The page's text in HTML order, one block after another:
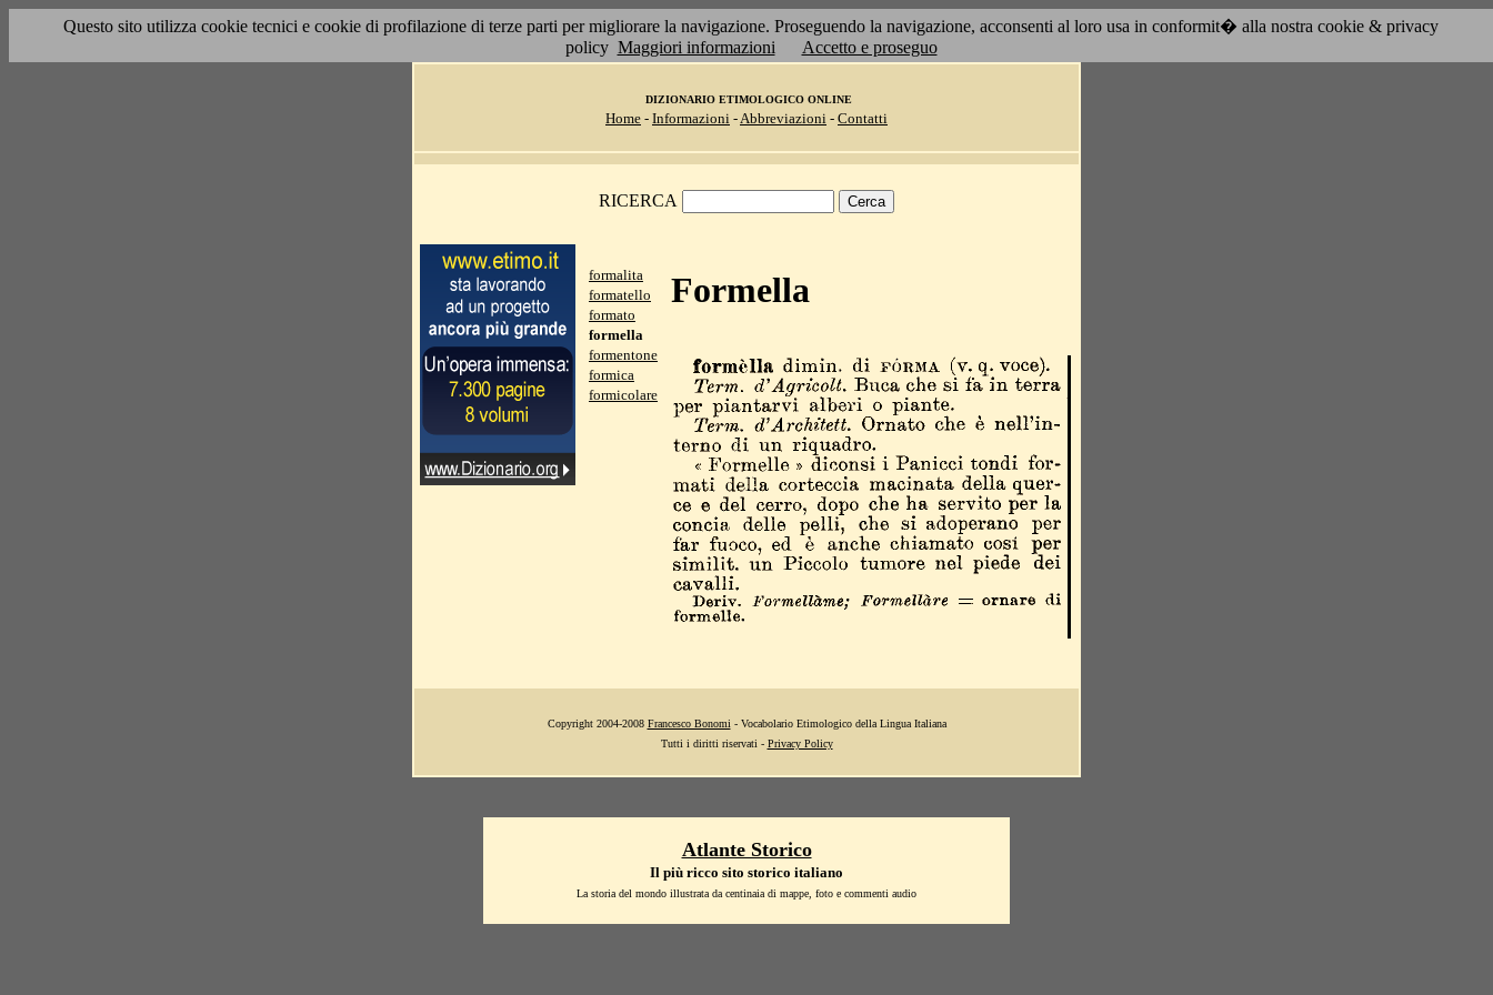
Questo sito utilizza cookie tecnici e cookie di profilazione di terze parti per migliorare la navigazione. Proseguendo la navigazione, acconsenti al loro usa in conformit� alla nostra cookie & privacy
policy Maggiori informazioni Accetto e proseguo
DIZIONARIO ETIMOLOGICO ONLINE
Home - Informazioni -Abbreviazioni - Contatti
RICERCA
formalita
formatello
formato
formella
formentone
formica
formicolare
Formella
Copyright 2004-2008 Francesco Bonomi - Vocabolario Etimologico della Lingua Italiana
Tutti i diritti riservati - Privacy Policy
Atlante Storico
Il più ricco sito storico italiano
La storia del mondo illustrata da centinaia di mappe, foto e commenti audio